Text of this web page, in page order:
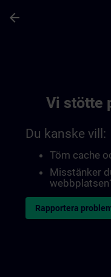
arrow_back
Vi stötte
Du kanske vill:
Töm cache
Misstänker
Rapportera